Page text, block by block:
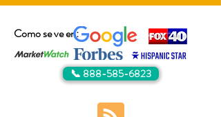
Como se ve en:
📞 888-585-6823